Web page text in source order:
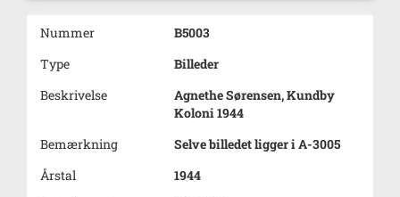
Nummer
B5003
Type
Billeder
Beskrivelse
Agnethe Sørensen, Kundby
Koloni 1944
Bemærkning
Selve billedet ligger i A-3005
Årstal
1944